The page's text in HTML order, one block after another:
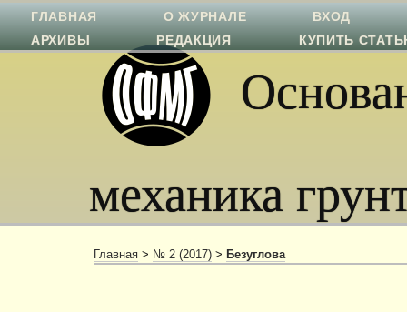
механика
ГЛАВНАЯ О ЖУРНАЛЕ
ВХОД
АРХИВЫ
РЕДАКЦИЯ КУПИТЬ
Главная > № 2 (2017) > Безуглова